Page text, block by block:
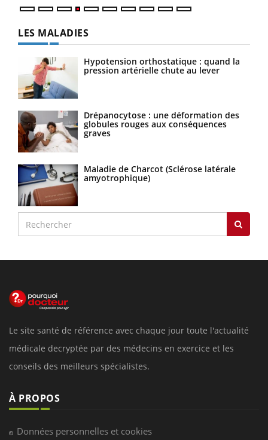
LES MALADIES
Hypotension orthostatique : quand la
pression artérielle chute au lever
Drépanocytose : une déformation des
globules rouges aux conséquences
graves
Maladie de Charcot (Sclérose latérale
amyotrophique)
Le site santé de référence avec chaque jour toute l'actualité
médicale decryptée par des médecins en exercice et les
conseils des meilleurs spécialistes.
À PROPOS
Données personnelles et cookies